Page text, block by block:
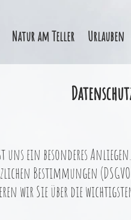
Natur am Teller Urlauben
ein besonderes
Bestimmungen
Sie über die